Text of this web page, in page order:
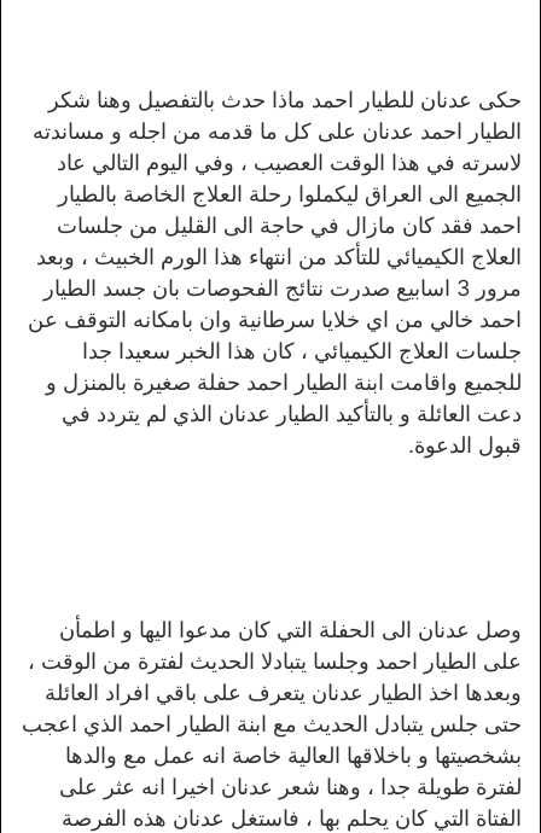
حكى عدنان للطيار احمد ماذا حدث بالتفصيل وهنا شكر
الطيار احمد عدنان على كل ما قدمه من اجله و مساندته
لاسرته في هذا الوقت العصيب ، وفي اليوم التالي عاد
الجميع الى العراق ليكملوا رحلة العلاج الخاصة بالطيار
احمد فقد كان مازال في حاجة الى القليل من جلسات
العلاج الكيميائي للتأكد من انتهاء هذا الورم الخبيث ، وبعد
مرور 3 اسابيع صدرت نتائج الفحوصات بان جسد الطيار
احمد خالي من اي خلايا سرطانية وان بامكانه التوقف عن
جلسات العلاج الكيميائي ، كان هذا الخبر سعيدا جدا
للجميع واقامت ابنة الطيار احمد حفلة صغيرة بالمنزل و
دعت العائلة و بالتأكيد الطيار عدنان الذي لم يتردد في
قبول الدعوة.
وصل عدنان الى الحفلة التي كان مدعوا اليها و اطمأن
على الطيار احمد وجلسا يتبادلا الحديث لفترة من الوقت ،
وبعدها اخذ الطيار عدنان يتعرف على باقي افراد العائلة
حتى جلس يتبادل الحديث مع ابنة الطيار احمد الذي اعجب
بشخصيتها و باخلاقها العالية خاصة انه عمل مع والدها
لفترة طويلة جدا ، وهنا شعر عدنان اخيرا انه عثر على
الفتاة التي كان يحلم بها ، فاستغل عدنان هذه الفرصة